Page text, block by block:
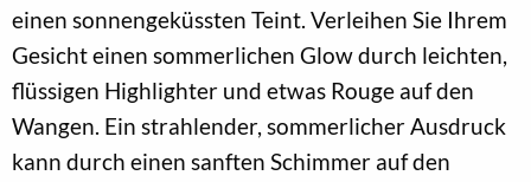
einen sonnengeküssten Teint. Verleihen Sie Ihrem
Gesicht einen sommerlichen Glow durch leichten,
flüssigen Highlighter und etwas Rouge auf den
Wangen. Ein strahlender, sommerlicher Ausdruck
kann durch einen sanften Schimmer auf den